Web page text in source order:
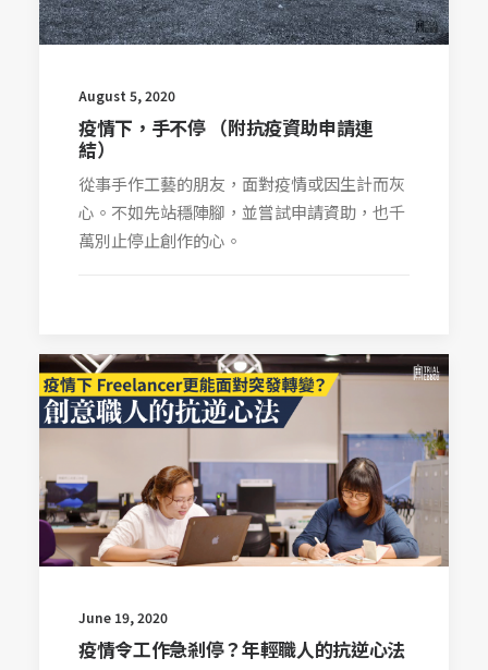
August 5, 2020
疫情下，手不停 （附抗疫資助申請連
結）
從事手作工藝的朋友，面對疫情或因生計而灰
心。不如先站穩陣腳，並嘗試申請資助，也千
萬別止停止創作的心。
June 19, 2020
疫情令工作急剎停？年輕職人的抗逆心法